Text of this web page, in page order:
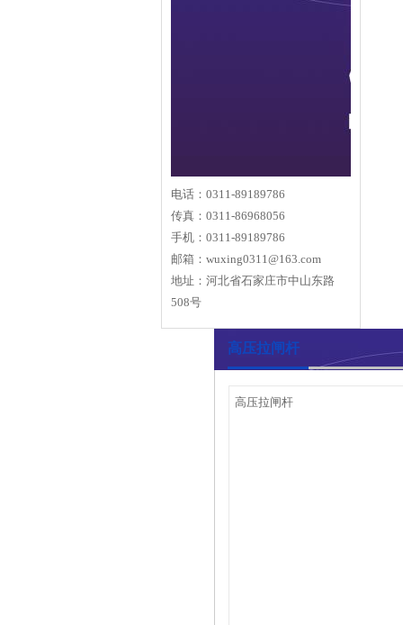
电话：0311-89189786
传真：0311-86968056
手机：0311-89189786
邮箱： wuxing0311@163.com
地址：河北省石家庄市中山东路
508号
高压拉闸杆
高压拉闸杆